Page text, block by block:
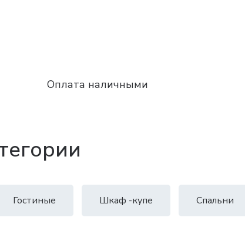
Оплата наличными
Гостиные Шкаф -купе Спальни